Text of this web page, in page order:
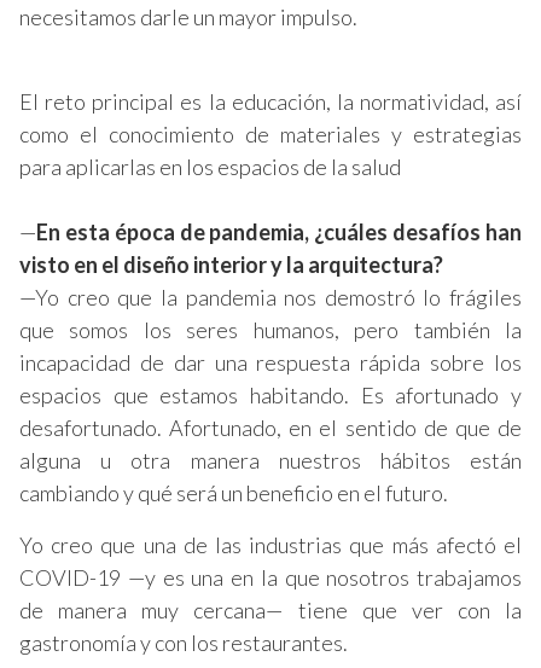
necesitamos darle un mayor impulso.
El reto principal es la educación, la normatividad, así
como el conocimiento de materiales y estrategias
para aplicarlas en los espacios de la salud
—En esta época de pandemia, ¿cuáles desafíos han
visto en el diseño interior y la arquitectura?
—Yo creo que la pandemia nos demostró lo frágiles
que somos los seres humanos, pero también la
incapacidad de dar una respuesta rápida sobre los
espacios que estamos habitando. Es afortunado y
desafortunado. Afortunado, en el sentido de que de
alguna u otra manera nuestros hábitos están
cambiando y qué será un beneficio en el futuro.
Yo creo que una de las industrias que más afectó el
COVID-19 —y es una en la que nosotros trabajamos
de manera muy cercana— tiene que ver con la
gastronomía y con los restaurantes.